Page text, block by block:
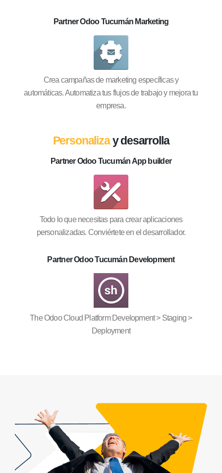
Partner Odoo Tucumán Marketing
Crea campañas de marketing específicas y
automáticas. Automatiza tus flujos de trabajo y mejora tu
empresa.
Personalizay desarrolla
Partner Odoo Tucumán App builder
Todo lo que necesitas para crear aplicaciones
personalizadas. Conviértete en el desarrollador.
Partner Odoo Tucumán Development
The Odoo Cloud Platform Development > Staging >
Deployment